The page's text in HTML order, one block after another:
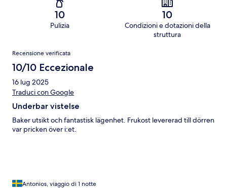
10
Pulizia
10
Condizioni e dotazioni della
struttura
Recensioni
Recensione verificata
10/10 Eccezionale
16 lug 2025
Traduci con Google
Underbar vistelse
Baker utsikt och fantastisk lägenhet. Frukost levererad till dörren
var pricken över i:et.
Antonios, viaggio di 1 notte